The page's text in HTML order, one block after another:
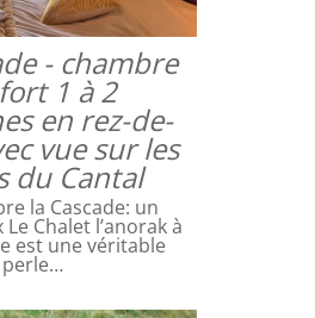
- chambre
1 à 2
en rez-de-
vue sur les
du Cantal
la Cascade: un
Chalet l’anorak à
est une véritable
perle…